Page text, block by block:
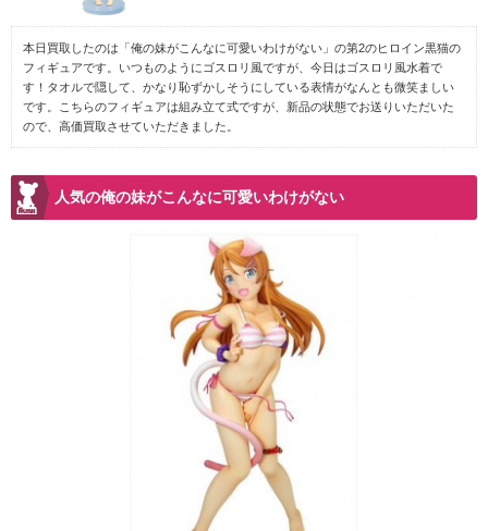
本日買取したのは「俺の妹がこんなに可愛いわけがない」の第2のヒロイン黒猫の
フィギュアです。いつものようにゴスロリ風ですが、今日はゴスロリ風水着で
す！タオルで隠して、かなり恥ずかしそうにしている表情がなんとも微笑ましい
です。こちらのフィギュアは組み立て式ですが、新品の状態でお送りいただいた
ので、高価買取させていただきました。
人気の俺の妹がこんなに可愛いわけがない